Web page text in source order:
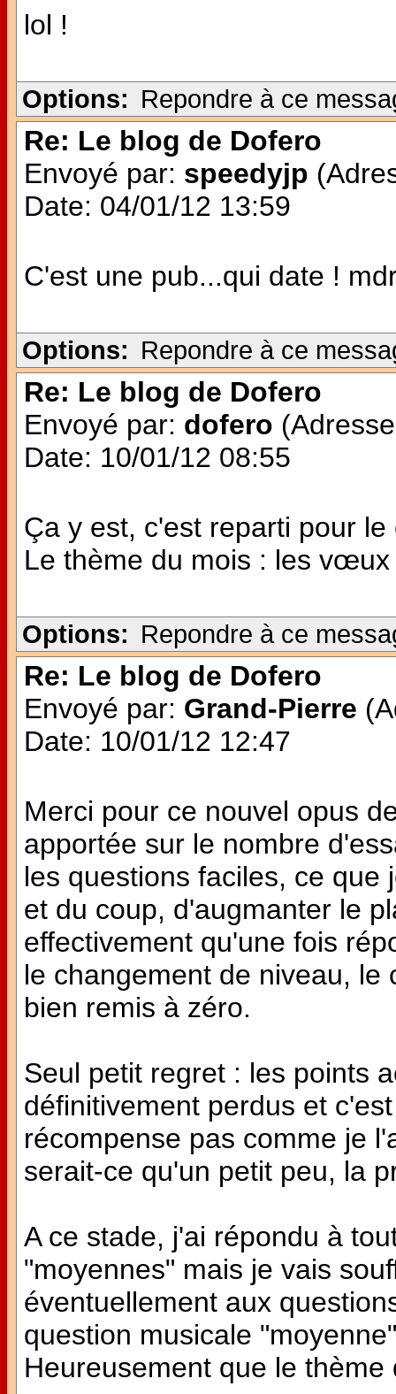
lol !
Options: Repondre à ce
Re: Le blog de Dofero
Envoyé par: speedyjp
Date: 04/01/12 13:59
C'est une pub...qui date !
Options: Repondre à ce
Re: Le blog de Dofero
Envoyé par: dofero
Date: 10/01/12 08:55
Ça y est, c'est reparti pour
Le thème du mois : les vœux
Options: Repondre à ce
Re: Le blog de Dofero
Envoyé par: Grand-Pierre
Date: 10/01/12 12:47
Merci pour ce nouvel opus
apportée sur le nombre
les questions faciles, ce que
et du coup, d'augmanter le
effectivement qu'une fois
le changement de niveau, le
bien remis à zéro.
Seul petit regret : les points
définitivement perdus et
récompense pas comme je
serait-ce qu'un petit peu, la
A ce stade, j'ai répondu à
"moyennes" mais je vais
éventuellement aux
question musicale
Heureusement que le